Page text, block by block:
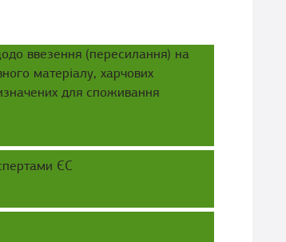
ввезення (пересилання) на
матеріалу, харчових
для споживання
ЄС